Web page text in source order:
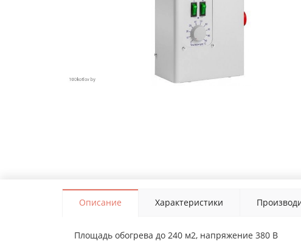
Описание Характеристики
Площадь обогрева до 240 м2, напряжение 380 В